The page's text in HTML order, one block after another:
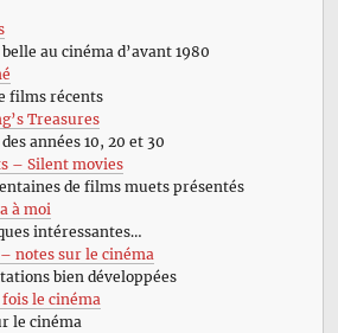
au cinéma d’avant 1980
films récents
Treasures
années 10, 20 et 30
– Silent movies
de films muets présentés
à moi
intéressantes…
notes sur le cinéma
bien développées
le cinéma
le cinéma